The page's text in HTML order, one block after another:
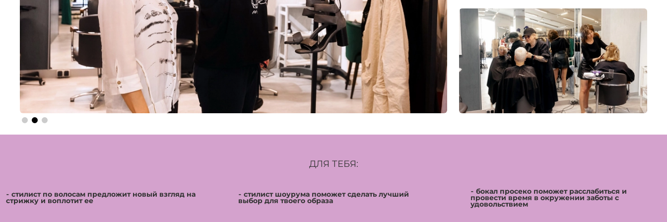
ДЛЯ ТЕБЯ:
⁃ стилист по волосам предложит новый взгляд на
стрижку и воплотит ее
⁃ стилист шоурума поможет сделать лучший
выбор для твоего образа
⁃ бокал просеко поможет расслабиться и
провести время в окружении заботы с
удовольствием